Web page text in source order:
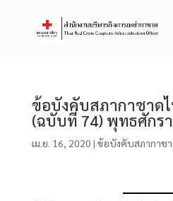
ข้อบังคับสภากาชาด
(ฉบับที่ 74) พุทธศักร
เม.ย. 16, 2020 | ข้อบังคับสภากาช